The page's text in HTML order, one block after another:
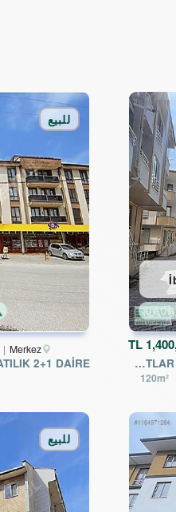
TL
EPA UĞURDAN KALICI KONUTLAR KERVANSARAY 2DE SATILIK 3+1 DAİRE
120m²
Merkez
للبيع
للبيع